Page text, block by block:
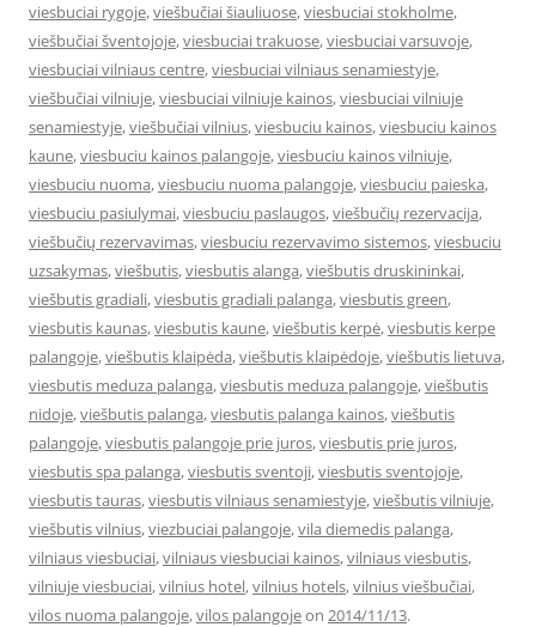
viesbuciai rygoje,viešbučiai šiauliuose,viesbuciai stokholme,
viešbučiai šventojoje,viesbuciai trakuose,viesbuciai varsuvoje,
viesbuciai vilniaus centre,viesbuciai vilniaus senamiestyje,
viešbučiai vilniuje,viesbuciai vilniuje kainos,viesbuciai vilniuje
senamiestyje,viešbučiai vilnius,viesbuciu kainos,viesbuciu kainos
kaune,viesbuciu kainos palangoje,viesbuciu kainos vilniuje,
viesbuciu nuoma,viesbuciu nuoma palangoje,viesbuciu paieska,
viesbuciu pasiulymai,viesbuciu paslaugos,viešbučių rezervacija,
viešbučių rezervavimas,viesbuciu rezervavimo sistemos,viesbuciu
uzsakymas,viešbutis,viesbutis alanga,viešbutis druskininkai,
viešbutis gradiali,viesbutis gradiali palanga,viesbutis green,
viesbutis kaunas,viesbutis kaune,viešbutis kerpė,viesbutis kerpe
palangoje,viešbutis klaipėda,viešbutis klaipėdoje,viešbutis lietuva,
viesbutis meduza palanga,viesbutis meduza palangoje,viešbutis
nidoje,viešbutis palanga,viesbutis palanga kainos,viešbutis
palangoje,viesbutis palangoje prie juros,viesbutis prie juros,
viesbutis spa palanga,viesbutis sventoji,viesbutis sventojoje,
viesbutis tauras,viesbutis vilniaus senamiestyje,viešbutis vilniuje,
viešbutis vilnius,viezbuciai palangoje,vila diemedis palanga,
vilniaus viesbuciai,vilniaus viesbuciai kainos,vilniaus viesbutis,
vilniuje viesbuciai,vilnius hotel,vilnius hotels,vilnius viešbučiai,
vilos nuoma palangoje,vilos palangojeon 2014/11/13.